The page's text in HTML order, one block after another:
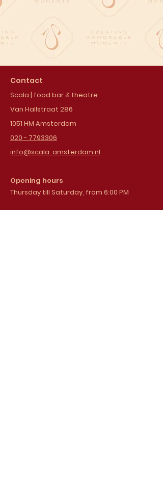
Contact
Scala | food bar & theatre
Van Hallstraat 286
1051 HM Amsterdam
020 - 7793306
info@scala-amsterdam.nl
Opening hours
Thursday till Saturday, from 6:00 PM